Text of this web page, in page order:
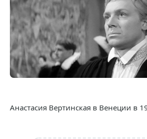
Анастасия Вертинская в Венеции в